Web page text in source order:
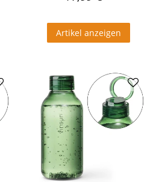
Artikel anzeigen